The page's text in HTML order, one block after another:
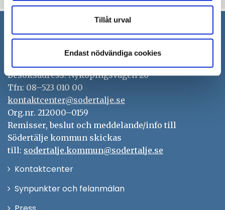
Tillåt urval
Endast nödvändiga cookies
Södertälje kommun
Besöksadress: Nyköpingsvägen 26
Tfn: 08–523 010 00
kontaktcenter@sodertalje.se
Org.nr. 212000–0159
Remisser, beslut och meddelande/info till
Södertälje kommun skickas
till: sodertalje.kommun@sodertalje.se
KontaktcenterÖppna
Synpunkter och felanmälan